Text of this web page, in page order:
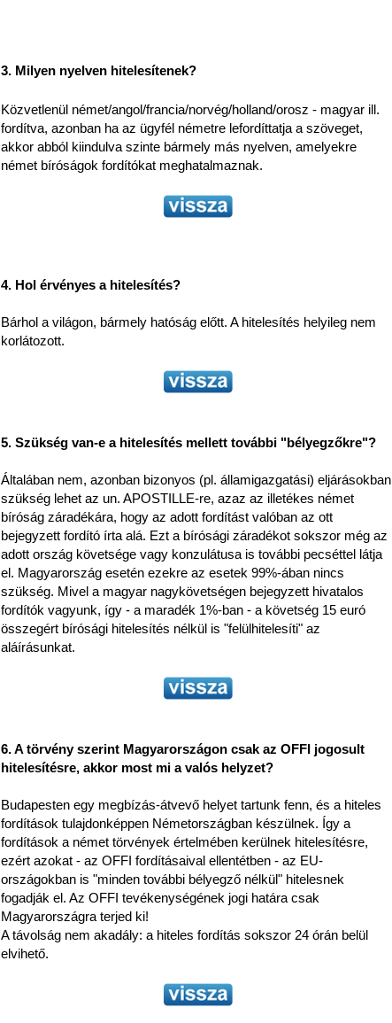
3. Milyen nyelven hitelesítenek?
Közvetlenül német/angol/francia/norvég/holland/orosz - magyar ill.
fordítva, azonban ha az ügyfél németre lefordíttatja a szöveget,
akkor abból kiindulva szinte bármely más nyelven, amelyekre
német bíróságok fordítókat meghatalmaznak.
4. Hol érvényes a hitelesítés?
Bárhol a világon, bármely hatóság előtt. A hitelesítés helyileg nem
korlátozott.
5. Szükség van-e a hitelesítés mellett további "bélyegzőkre"?
Általában nem, azonban bizonyos (pl. államigazgatási) eljárásokban
szükség lehet az un. APOSTILLE-re, azaz az illetékes német
bíróság záradékára, hogy az adott fordítást valóban az ott
bejegyzett fordító írta alá. Ezt a bírósági záradékot sokszor még az
adott ország követsége vagy konzulátusa is további pecséttel látja
el. Magyarország esetén ezekre az esetek 99%-ában nincs
szükség. Mivel a magyar nagykövetségen bejegyzett hivatalos
fordítók vagyunk, így - a maradék 1%-ban - a követség 15 euró
összegért bírósági hitelesítés nélkül is "felülhitelesíti" az
aláírásunkat.
6. A törvény szerint Magyarországon csak az OFFI jogosult
hitelesítésre, akkor most mi a valós helyzet?
Budapesten egy megbízás-átvevő helyet tartunk fenn, és a hiteles
fordítások tulajdonképpen Németországban készülnek. Így a
fordítások a német törvények értelmében kerülnek hitelesítésre,
ezért azokat - az OFFI fordításaival ellentétben - az EU-
országokban is "minden további bélyegző nélkül" hitelesnek
fogadják el.Az OFFI tevékenységének jogi határa csak
Magyarországra terjed ki!
A távolság nem akadály: a hiteles fordítás sokszor 24 órán belül
elvihető.